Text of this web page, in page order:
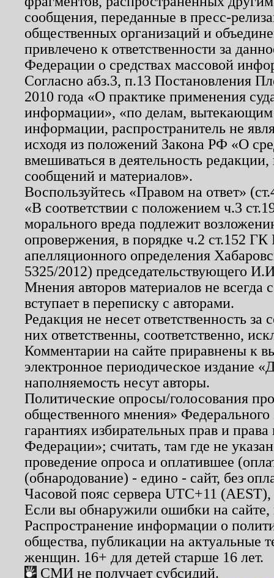
сообщения, переданные в пресс-
общественных организаций и
привлечено к ответственности за
Федерации о средствах массовой
Согласно абз.3, п.13 Постановления
2010 года «О практике применения
информации», «по делам, вытекающим
информации, распространитель не
исходя из положений Закона РФ «О
вмешиваться в деятельность
сообщений и материалов».
Воспользуйтесь «Правом на ответ»
«В соответствии с положением ч.3
морального вреда подлежит
опровержения, в порядке ч.2 ст.152
апелляционного определения
5325/2012) председательствующего
Мнения авторов материалов не
вступает в переписку с авторами.
Редакция не несет ответственность
них ответственны, соответственно,
Комментарии на сайте приравнены к
электронное периодическое издание
наполняемость несут авторы.
Политические опросы/голосования
общественного мнения»
гарантиях избирательных прав и
Федерации»; считать, там где не
проведение опроса и оплатившее
(обнародование) - едино - сайт, без
Часовой пояс сервера UTC+11
Если вы обнаружили ошибки на
Распространение информации о
общества, публикации на актуальные
женщин. 16+ для детей старше 16 лет.
СМИ не получает субсидий.